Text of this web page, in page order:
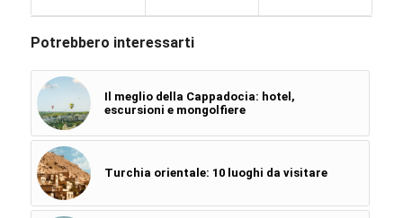
Potrebbero interessarti
Il meglio della Cappadocia: hotel,
escursioni e mongolfiere
Turchia orientale: 10 luoghi da visitare